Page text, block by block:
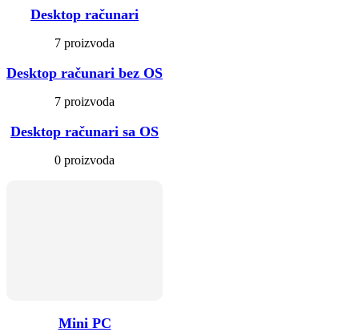
Desktop računari
7 proizvoda
Desktop računari bez OS
7 proizvoda
Desktop računari sa OS
0 proizvoda
Mini PC